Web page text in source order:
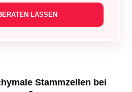
Stammzellen bei